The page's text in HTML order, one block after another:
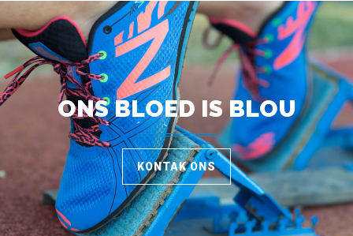
ONS BLOED IS BLOU
KONTAK ONS